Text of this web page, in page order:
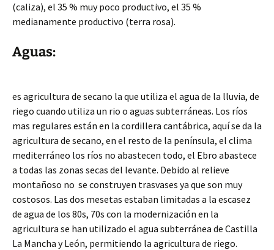
(caliza), el 35 % muy poco productivo, el 35 %
medianamente productivo (terra rosa).
Aguas:
es agricultura de secano la que utiliza el agua de la lluvia, de
riego cuando utiliza un rio o aguas subterráneas. Los ríos
mas regulares están en la cordillera cantábrica, aquí se da la
agricultura de secano, en el resto de la península, el clima
mediterráneo los ríos no abastecen todo, el Ebro abastece
a todas las zonas secas del levante. Debido al relieve
montañoso no se construyen trasvases ya que son muy
costosos. Las dos mesetas estaban limitadas a la escasez
de agua de los 80s, 70s con la modernización en la
agricultura se han utilizado el agua subterránea de Castilla
La Mancha y León, permitiendo la agricultura de riego.